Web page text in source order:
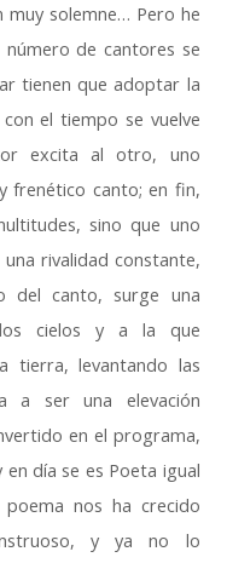
muy solemne… Pero he
de cantores se
tienen que adoptar la
el tiempo se vuelve
excita al otro, uno
frenético canto;en fin,
, sino que uno
una rivalidad constante,
del canto, surge una
los cielos y a la que
tierra,levantando las
a ser una elevación
en el programa,
en día se es Poeta igual
poema nos ha crecido
, y ya no lo